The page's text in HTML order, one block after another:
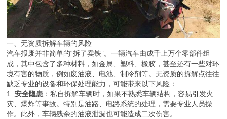
一、无资质拆解车辆的风险
汽车报废并非简单的“拆了卖铁”。一辆汽车由成千上万个零部件组
成，其中包含了多种材料，如金属、塑料、橡胶，甚至还有一些对环
境有害的物质，例如废油液、电池、制冷剂等。无资质的拆解点往往
缺乏专业的设备和环保处理能力，可能带来以下风险：
1.安全隐患 ：私自拆解车辆时，如果不熟悉车辆结构，容易引发火
灾、爆炸等事故。特别是油路、电路系统的处理，需要专业人员操
作。此外，车辆残余的油液泄漏也可能造成二次伤害。